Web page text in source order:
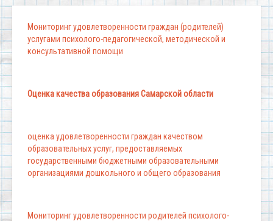
Мониторинг удовлетворенности граждан (родителей)
услугами психолого-педагогической, методической и
консультативной помощи
Оценка качества образования Самарской области
оценка удовлетворенности граждан качеством
образовательных услуг, предоставляемых
государственными бюджетными образовательными
организациями дошкольного и общего образования
Мониторинг удовлетворенности родителей психолого-